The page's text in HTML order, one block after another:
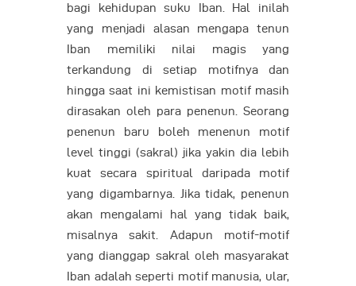
bagi kehidupan suku Iban. Hal inilah
yang menjadi alasan mengapa tenun
Iban memiliki nilai magis yang
terkandung di setiap motifnya dan
hingga saat ini kemistisan motif masih
dirasakan oleh para penenun. Seorang
penenun baru boleh menenun motif
level tinggi (sakral) jika yakin dia lebih
kuat secara spiritual daripada motif
yang digambarnya. Jika tidak, penenun
akan mengalami hal yang tidak baik,
misalnya sakit. Adapun motif-motif
yang dianggap sakral oleh masyarakat
Iban adalah seperti motif manusia, ular,